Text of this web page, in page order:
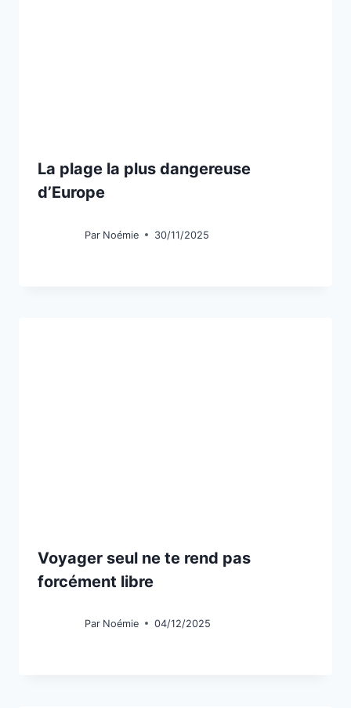
La plage la plus dangereuse
d’Europe
Par Noémie 30/11/2025
Voyager seul ne te rend pas
forcément libre
Par Noémie 04/12/2025